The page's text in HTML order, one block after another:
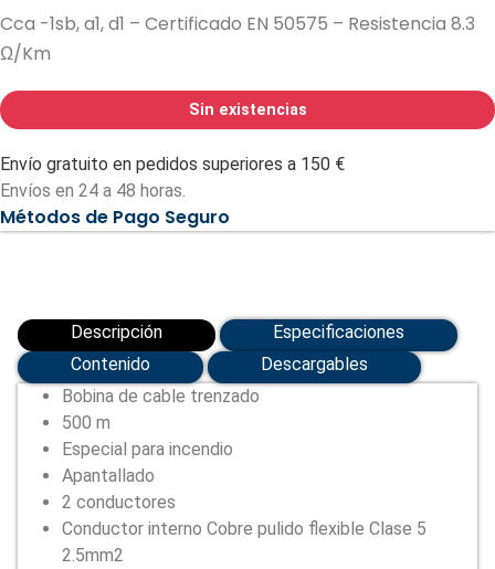
Cca -1sb, a1, d1 – Certificado EN 50575 – Resistencia 8.3
Ω/Km
Sin existencias
Envío gratuito en pedidos superiores a 150 €
Envíos en 24 a 48 horas.
Métodos de Pago Seguro
Descripción
Especificaciones
Contenido
Descargables
Bobina de cable trenzado
500 m
Especial para incendio
Apantallado
2 conductores
Conductor interno Cobre pulido flexible Clase 5
2.5mm2